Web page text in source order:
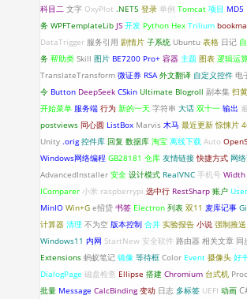
科目二 文字 OxyPlot .NET5 登录 单例 Tomcat 项目 MD5
务 WPFTemplateLib JS 开发 Python Hex Trilium
DataTrigger 服务引用 剧情片 子系统 Ubuntu 表格 日记
务 帮助类 Skill 图片 BE7200 Pro+ 容器 主题 图表 逻辑运
TranslateTransform 微证券 RSA 外文翻译 自定义控件 电
令 Button DeepSeek CSkin Ultimate Blogroll 副本集 扫
开始菜单 服务端 行为 新的一天 字符串 大话 双十一 输出
postviews 同心圆 ListBox Marvis 木马 最近更新 惊悚片
Unity .orig 控件库 回复 数据库 淘宝 离线下载 Auto
Windows网络编程 GB28181 仓库 友情链接 快捷方式 网
AdvancedInstaller 安全 设计模式 RealVNC 手机号 Width
IComparer 小米 raspberrypi 选中行 RestSharp 账户
MinIO Win+G e招贷 书签 Electron 列表 双11 麦库记事
计算器 清理 不为空 版本控制 合并 实验报告 小说 强制推送
Windows11 内网 StartNew 安全软件 路由器 相关文章 同
Extensions 蚂蚁笔记 镜像 等待框 Color Event 摄像头 好
DialogPage 磁盘检查 Ellipse 搭建 Chromium 台式机
批量 Message CalcBinding 变动 日志 多标签 UEFI 动画